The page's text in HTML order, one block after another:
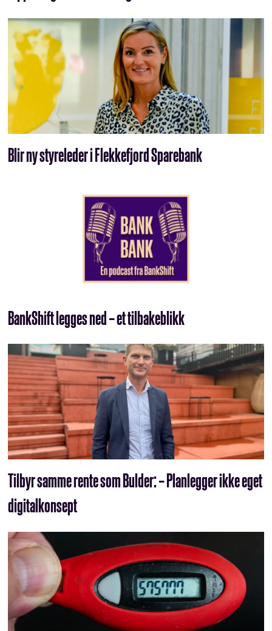
Blir ny styreleder i Flekkefjord Sparebank
BankShift legges ned – et tilbakeblikk
Tilbyr samme rente som Bulder: – Planlegger ikke eget
digitalkonsept